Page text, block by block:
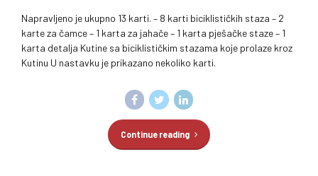
Napravljeno je ukupno 13 karti. – 8 karti biciklističkih staza – 2
karte za čamce – 1 karta za jahače – 1 karta pješačke staze – 1
karta detalja Kutine sa biciklističkim stazama koje prolaze kroz
Kutinu U nastavku je prikazano nekoliko karti.
Continue reading